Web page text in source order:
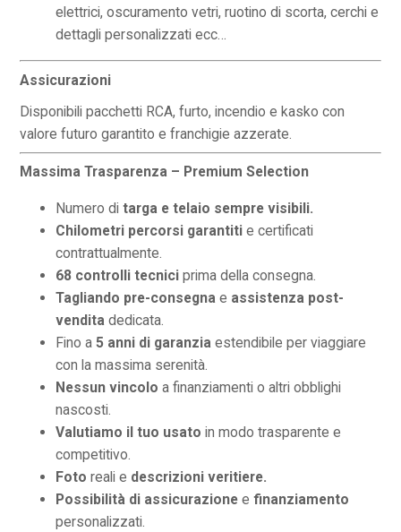
elettrici, oscuramento vetri, ruotino di scorta, cerchi e
dettagli personalizzati ecc…
Assicurazioni
Disponibili pacchetti RCA, furto, incendio e kasko con
valore futuro garantito e franchigie azzerate.
Massima Trasparenza – Premium Selection
Numero ditarga e telaio sempre visibili.
Chilometri percorsi garantiti e certificati
contrattualmente.
68 controlli tecnici prima della consegna.
Tagliando pre-consegna e assistenza post-
vendita dedicata.
Fino a5 anni di garanzia estendibile per viaggiare
con la massima serenità.
Nessun vincolo a finanziamenti o altri obblighi
nascosti.
Valutiamo il tuo usatoin modo trasparente e
competitivo.
Foto reali e descrizioni veritiere.
Possibilità di assicurazione efinanziamento
personalizzati.